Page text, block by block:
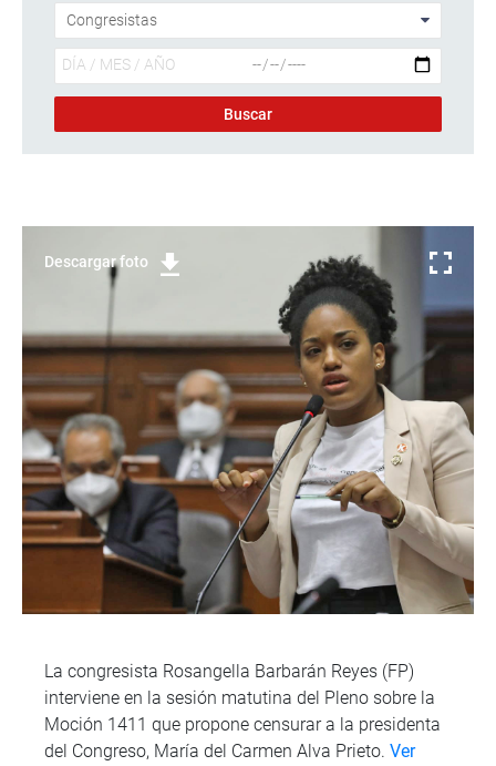
Descargar foto
La congresista Rosangella Barbarán Reyes (FP)
interviene en la sesión matutina del Pleno sobre la
Moción 1411 que propone censurar a la presidenta
del Congreso, María del Carmen Alva Prieto. Ver